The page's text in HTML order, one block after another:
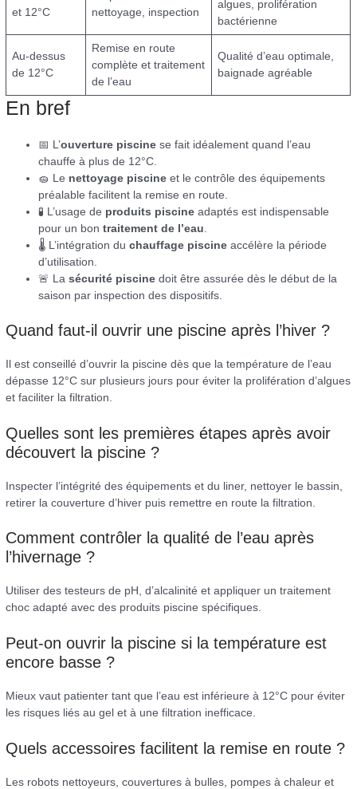
et 12°C
nettoyage, inspection
algues, prolifération
bactérienne
Au-dessus
de 12°C
Remise en route
complète et traitement
de l’eau
Qualité d’eau optimale,
baignade agréable
En bref
📅 L’ouverture piscine se fait idéalement quand l’eau
chauffe à plus de 12°C.
🧽 Le nettoyage piscine et le contrôle des équipements
préalable facilitent la remise en route.
🧪 L’usage de produits piscine adaptés est indispensable
pour un bontraitement de l’eau.
🌡️ L’intégration duchauffage piscine accélère la période
d’utilisation.
🚨 Lasécurité piscine doit être assurée dès le début de la
saison par inspection des dispositifs.
Quand faut-il ouvrir une piscine après l’hiver ?
Il est conseillé d’ouvrir la piscine dès que la température de l’eau
dépasse 12°C sur plusieurs jours pour éviter la prolifération d’algues
et faciliter la filtration.
Quelles sont les premières étapes après avoir
découvert la piscine ?
Inspecter l’intégrité des équipements et du liner, nettoyer le bassin,
retirer la couverture d’hiver puis remettre en route la filtration.
Comment contrôler la qualité de l’eau après
l’hivernage ?
Utiliser des testeurs de pH, d’alcalinité et appliquer un traitement
choc adapté avec des produits piscine spécifiques.
Peut-on ouvrir la piscine si la température est
encore basse ?
Mieux vaut patienter tant que l’eau est inférieure à 12°C pour éviter
les risques liés au gel et à une filtration inefficace.
Quels accessoires facilitent la remise en route ?
Les robots nettoyeurs, couvertures à bulles, pompes à chaleur et